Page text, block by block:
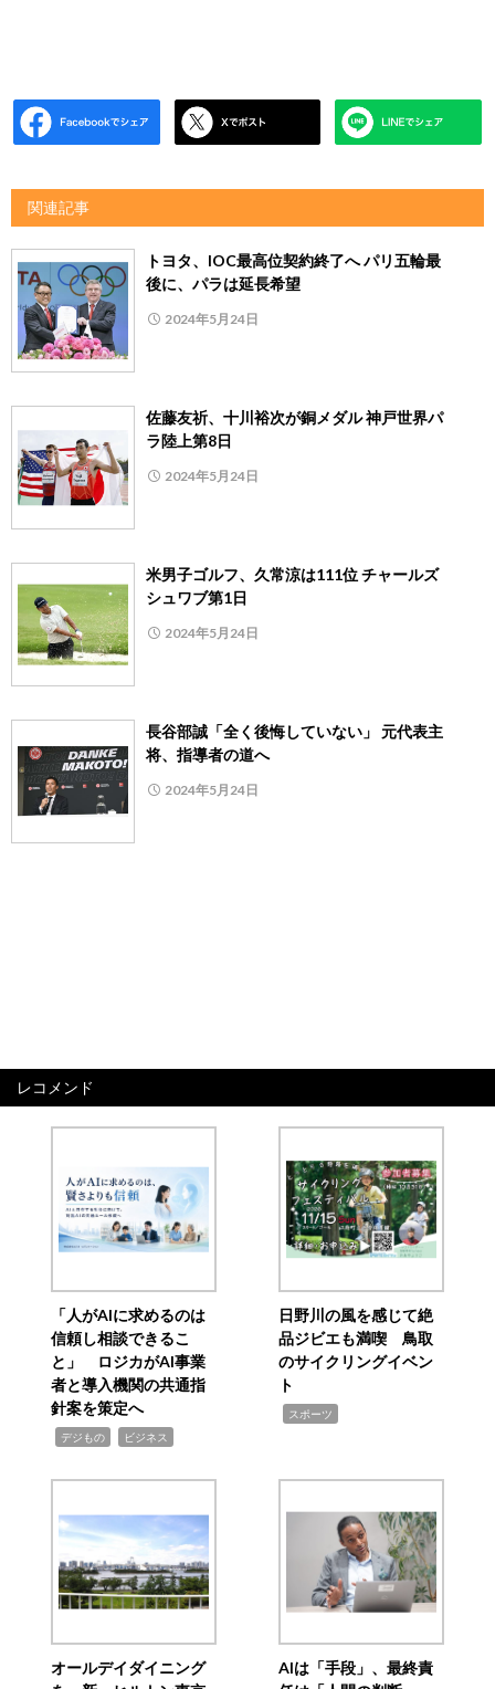
関連記事
トヨタ、IOC最高位契約終了へ パリ五輪最
後に、パラは延長希望
2024年5月24日
佐藤友祈、十川裕次が銅メダル 神戸世界パ
ラ陸上第8日
2024年5月24日
米男子ゴルフ、久常涼は111位 チャールズ
シュワブ第1日
2024年5月24日
長谷部誠「全く後悔していない」 元代表主
将、指導者の道へ
2024年5月24日
レコメンド
「人がAIに求めるのは
信頼し相談できるこ
と」 ロジカがAI事業
者と導入機関の共通指
針案を策定へ
デジもの ビジネス
日野川の風を感じて絶
品ジビエも満喫 鳥取
のサイクリングイベン
ト
スポーツ
オールデイダイニング
AIは「手段」、最終責